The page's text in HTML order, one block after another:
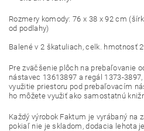
Rozmery komody: 76 x 38 x 92 cm
od podlahy)
Balené v 2 škatuliach, celk. hmotnosť
Pre zväčšenie plôch na prebaľovanie
nástavec 13613897 a regál 1373-
využitie priestoru pod prebaľovacím
ho môžete využiť ako samostatnú
Každý výrobok Faktum je vyrábaný na
pokiaľ nie je skladom, dodacia lehota